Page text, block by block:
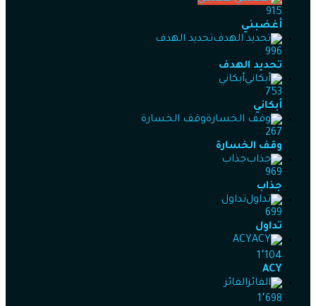
915
أغضبني
تحديد الهدف
996
تحديد الهدف
أبكاني
753
أبكاني
وقف الخسارة
267
وقف الخسارة
جذاب
969
جذاب
تداول
699
تداول
ACY
1٬104
ACY
الفائز
1٬698